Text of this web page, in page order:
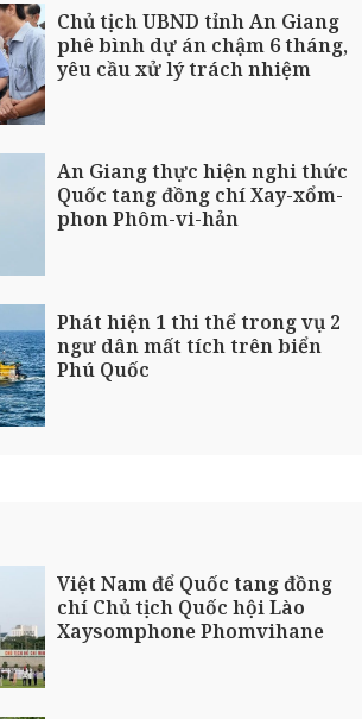
Chủ tịch UBND tỉnh An Giang
phê bình dự án chậm 6 tháng,
yêu cầu xử lý trách nhiệm
An Giang thực hiện nghi thức
Quốc tang đồng chí Xay-xổm-
phon Phôm-vi-hản
Phát hiện 1 thi thể trong vụ 2
ngư dân mất tích trên biển
Phú Quốc
Việt Nam để Quốc tang đồng
chí Chủ tịch Quốc hội Lào
Xaysomphone Phomvihane